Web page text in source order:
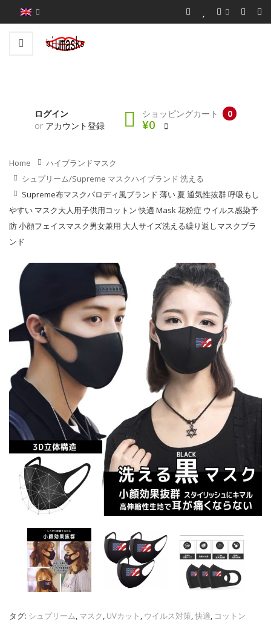
ログイン
or アカウント登録
0
ショッピングカート
¥0
Home
ハイブランドマスク
シュプリーム/supreme マスクハイブランド 洗える
Supreme布マスクパロディ風ブランド 薄い 夏 通気性抜群 呼吸もし
やすい マスク大人用子供用コットン 快適 Mask 花粉症 ウイルス感染予
防 小顔フェイスマスク男女兼用 大人サイズ洗える繰り返しマスクブラ
ンド
タグ: シュプリーム, マスク, UVカット , ウイルス対策,快適, コットン